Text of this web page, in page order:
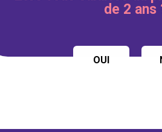
de 2 ans
OUI